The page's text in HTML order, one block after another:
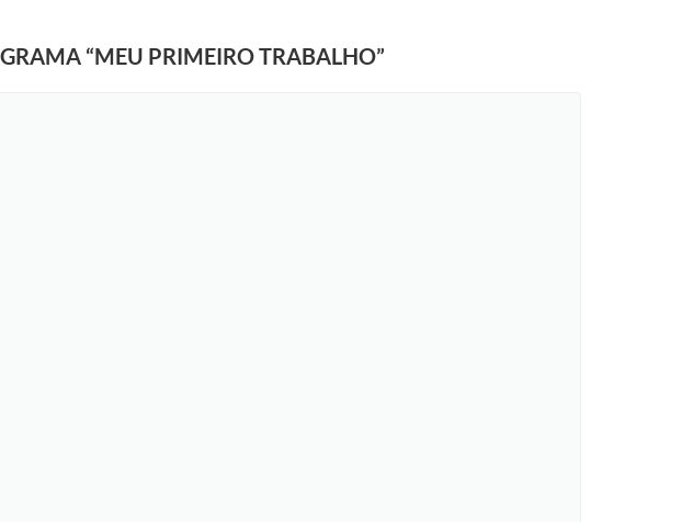
“MEU PRIMEIRO TRABALHO”